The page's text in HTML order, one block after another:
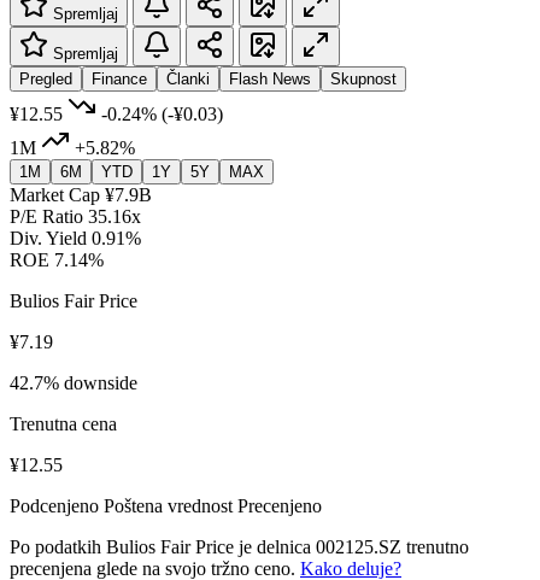
Spremljaj
Spremljaj
Pregled
Finance Članki Flash News Skupnost
¥12.55 -0.24% (-¥0.03)
1M
+5.82%
1M 6M YTD 1Y 5Y MAX
Market Cap ¥7.9B
P/E Ratio 35.16x
Div. Yield 0.91%
ROE 7.14%
Bulios Fair Price
¥7.19
42.7% downside
Trenutna cena
¥12.55
Podcenjeno Poštena vrednost Precenjeno
Po podatkih Bulios Fair Price je delnica 002125.SZ trenutno
precenjena glede na svojo tržno ceno. Kako deluje?